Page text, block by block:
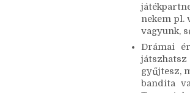
nincs
alap
nekem pl.
vagyunk,
Drámai